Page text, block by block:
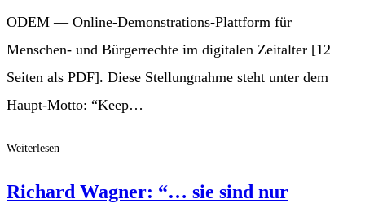
ODEM — Online-Demonstrations-Plattform für
Menschen- und Bürgerrechte im digitalen Zeitalter [12
Seiten als PDF]. Diese Stellungnahme steht unter dem
Haupt-Motto: “Keep…
Weiterlesen
Netz
Richard Wagner: “… sie sind nur